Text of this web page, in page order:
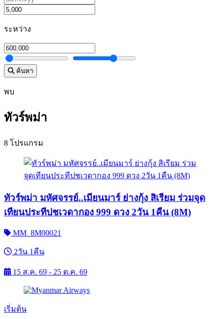
ระหว่าง
ค้นหา
พบ
ทัวร์พม่า
8 โปรแกรม
ทัวร์พม่า มหัศจรรย์..เมียนมาร์ ย่างกุ้ง สิเรียม ร่วมจุด
เทียนประทีปชเวดากอง 999 ดวง 2วัน 1คืน (8M)
MM_8M00021
2วัน 1คืน
15 ส.ค. 69 - 25 ต.ค. 69
เริ่มต้น